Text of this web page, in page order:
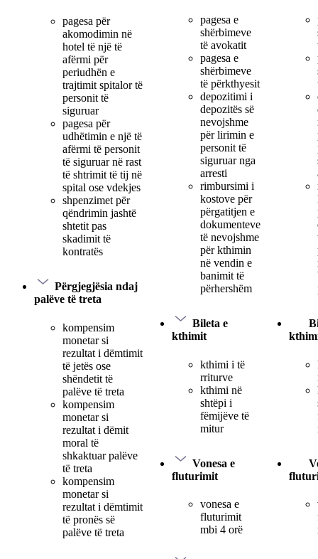
pagesa për
akomodimin në
hotel të një të
afërmi për
periudhën e
trajtimit spitalor të
personit të
siguruar
pagesa për
udhëtimin e një të
afërmi të personit
të siguruar në rast
të shtrimit të tij në
spital ose vdekjes
shpenzimet për
qëndrimin jashtë
shtetit pas
skadimit të
kontratës
Përgjegjësia ndaj
palëve të treta
kompensim
monetar si
rezultat i dëmtimit
të jetës ose
shëndetit të
palëve të treta
kompensim
monetar si
rezultat i dëmit
moral të
shkaktuar palëve
të treta
kompensim
monetar si
rezultat i dëmtimit
të pronës së
palëve të treta
pagesa e
shërbimeve
të avokatit
pagesa e
shërbimeve
të përkthyesit
depozitimi i
depozitës së
nevojshme
për lirimin e
personit të
siguruar nga
arresti
rimbursimi i
kostove për
përgatitjen e
dokumenteve
të nevojshme
për kthimin
në vendin e
banimit të
përhershëm
Bileta e
kthimit
kthimi i të
rriturve
kthimi në
shtëpi i
fëmijëve të
mitur
Vonesa e
fluturimit
vonesa e
fluturimit
mbi 4 orë